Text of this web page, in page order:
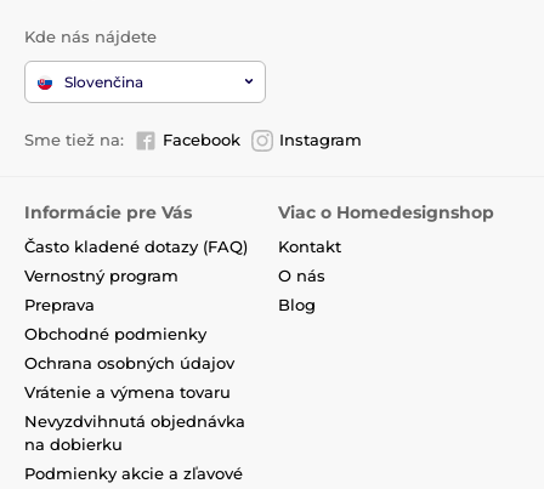
Kde nás nájdete
Slovenčina
Sme tiež na: Facebook Instagram
Informácie pre Vás
Často kladené dotazy (FAQ)
Vernostný program
Preprava
Obchodné podmienky
Ochrana osobných údajov
Vrátenie a výmena tovaru
Nevyzdvihnutá objednávka
na dobierku
Podmienky akcie a zľavové
Viac o Homedesignshop
Kontakt
O nás
Blog